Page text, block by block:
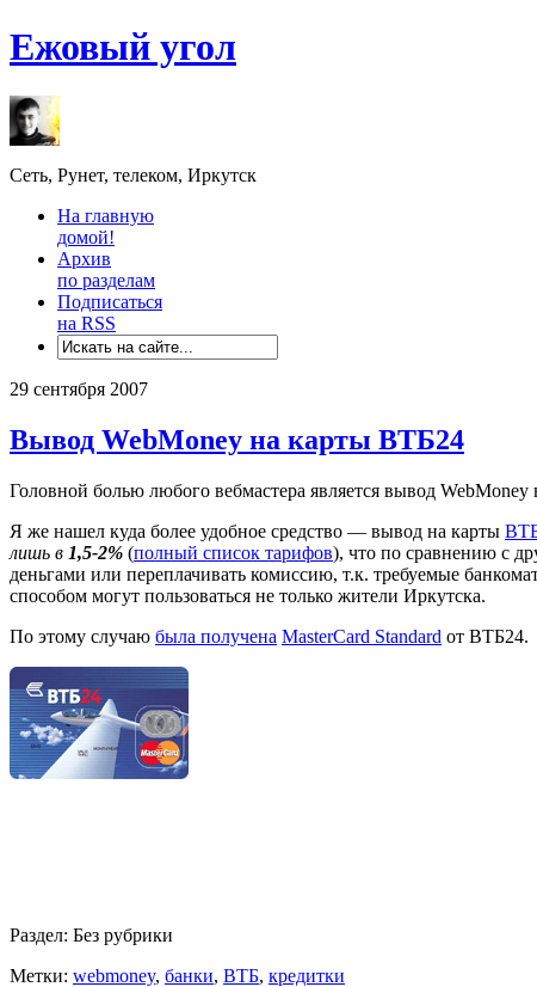
Ежовый угол
Сеть, Рунет, телеком, Иркутск
На главную
домой!
Архив
по разделам
Подписаться
на RSS
29 сентября 2007
Вывод WebMoney на карты ВТБ24
Головной болью любого вебмастера является вывод
Я же нашел куда более удобное средство — вывод на карты
лишь в 1,5-2% (полный список тарифов), что по сравнению с
деньгами или переплачивать комиссию, т.к. требуемые
способом могут пользоваться не только жители Иркутска.
По этому случаю была получена MasterCard Standard от ВТБ24.
Раздел: Без рубрики
Метки: webmoney, банки, ВТБ, кредитки